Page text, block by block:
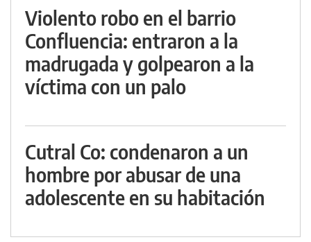
Violento robo en el barrio
Confluencia: entraron a la
madrugada y golpearon a la
víctima con un palo
Cutral Co: condenaron a un
hombre por abusar de una
adolescente en su habitación